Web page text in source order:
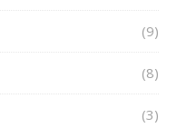
(9)
(8)
(3)